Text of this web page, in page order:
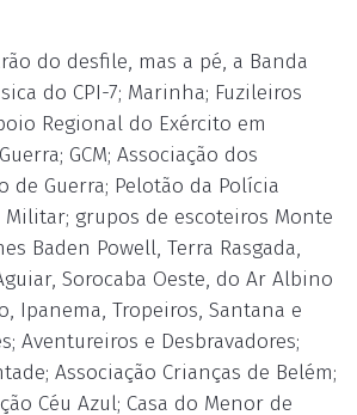
do desfile, mas a pé, a Banda
do CPI-7; Marinha; Fuzileiros
Regional do Exército em
GCM; Associação dos
de Guerra; Pelotão da Polícia
Militar; grupos de escoteiros Monte
Baden Powell, Terra Rasgada,
Sorocaba Oeste, do Ar Albino
Ipanema, Tropeiros, Santana e
Aventureiros e Desbravadores;
Associação Crianças de Belém;
Céu Azul; Casa do Menor de